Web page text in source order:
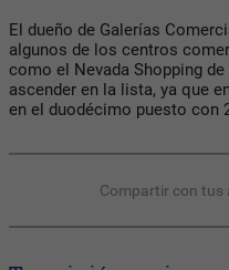
El dueño de Galerías
algunos de los centros
como el Nevada Shopping
ascender en la lista, ya que
en el duodécimo puesto con
Compartir con tus